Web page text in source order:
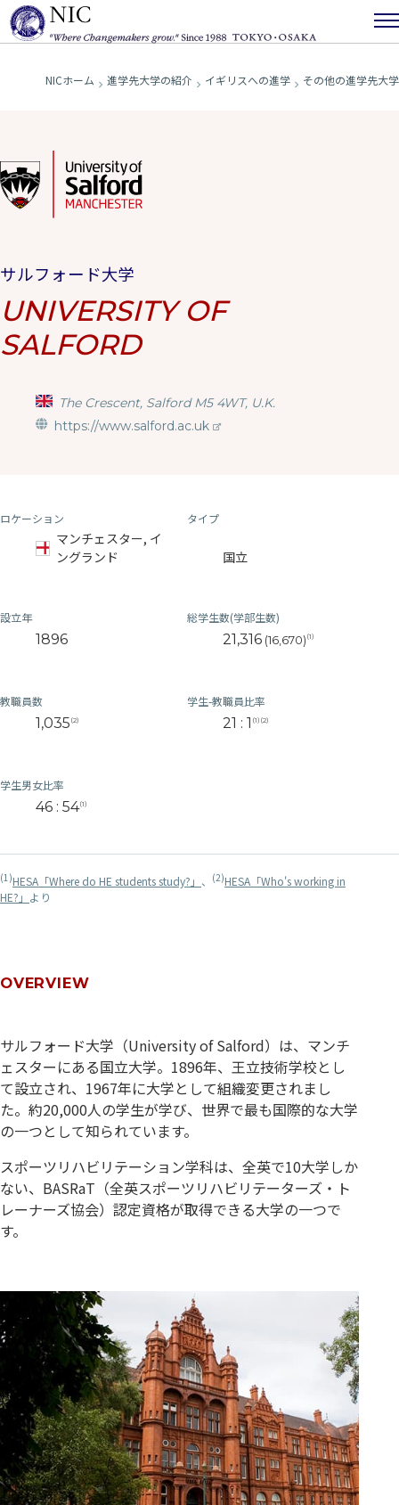
NICホーム 進学先大学の紹介 イギリスへの進学 その他の進学先大学
サルフォード大学
UNIVERSITY OF
SALFORD
The Crescent, Salford M5 4WT, U.K.
https://www.salford.ac.uk
ロケーション
マンチェスター, イ
ングランド
タイプ
国立
設立年
1896
総学生数(学部生数)
21,316 (16,670) (1)
教職員数
1,035 (2)
学生-教職員比率
21 : 1 (1)(2)
学生男女比率
46 : 54(1)
(1)HESA「Where do HE students study?」 、 (2)HESA「Who's working in
HE?」 より
OVERVIEW
サルフォード大学（University of Salford）は、マンチ
ェスターにある国立大学。1896年、王立技術学校とし
て設立され、1967年に大学として組織変更されまし
た。約20,000人の学生が学び、世界で最も国際的な大学
の一つとして知られています。
スポーツリハビリテーション学科は、全英で10大学しか
ない、BASRaT（全英スポーツリハビリテーターズ・ト
レーナーズ協会）認定資格が取得できる大学の一つで
す。